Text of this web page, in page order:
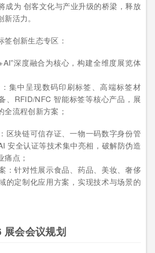
成为 创客文化与产业升级的桥梁，释放
活力。
签创新生态专区：
深度融合为核心，构建全维度展览体
集中呈现数码印刷标签、高端标签材
、RFID/NFC 智能标签等核心产品，展
全流程创新方案；
区块链可信存证、一物一码数字身份管
安全认证等技术集中亮相，破解防伪造
痛点；
：针对性展示食品、药品、美妆、奢侈
的定制化应用方案，实现技术与场景的
展会会议规划